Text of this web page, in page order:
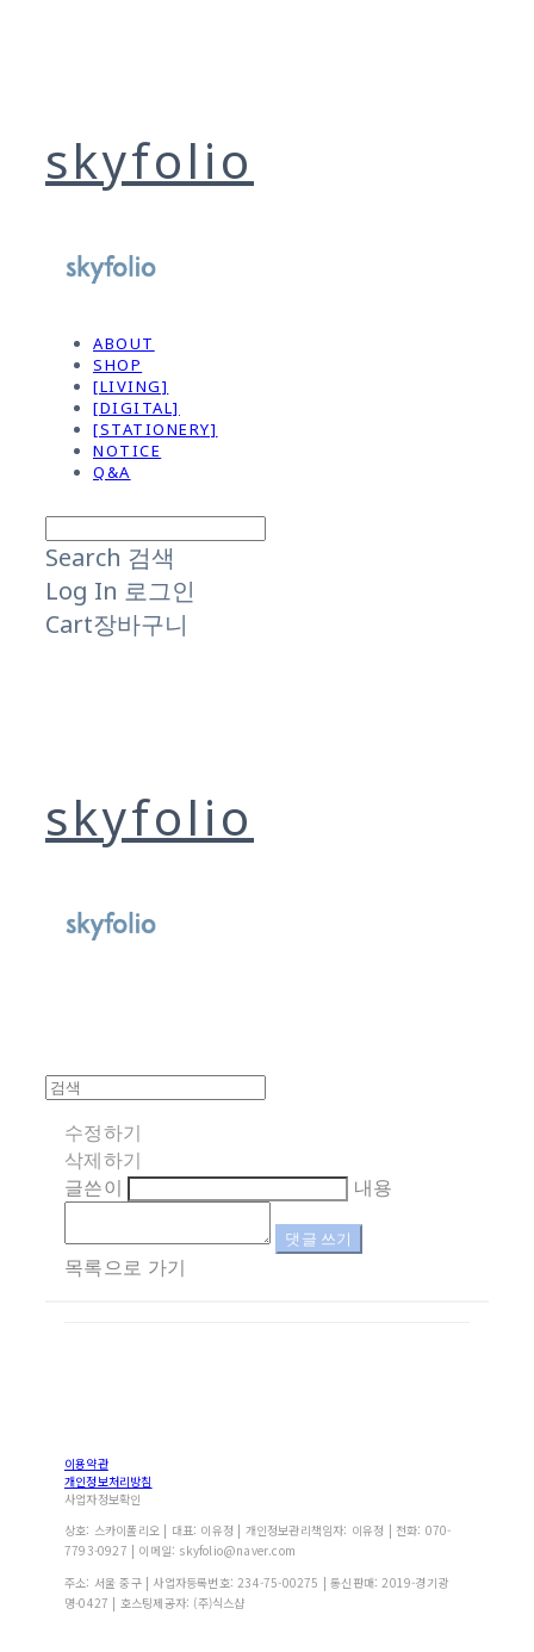
skyfolio
ABOUT
SHOP
[LIVING]
[DIGITAL]
[STATIONERY]
NOTICE
Q&A
Search 검색
Log In 로그인
Cart장바구니
skyfolio
수정하기
삭제하기
글쓴이
내용
댓글 쓰기
목록으로 가기
이용약관
개인정보처리방침
사업자정보확인
상호: 스카이폴리오 | 대표: 이유정 | 개인정보관리책임자: 이유정 | 전화: 070-
7793-0927 | 이메일: skyfolio@naver.com
주소: 서울 중구 | 사업자등록번호: 234-75-00275 | 통신판매: 2019-경기광
명-0427 | 호스팅제공자: (주)식스샵